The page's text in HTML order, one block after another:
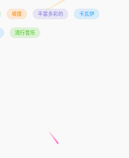
坡度 丰富多彩的 卡瓦伊
流行音乐